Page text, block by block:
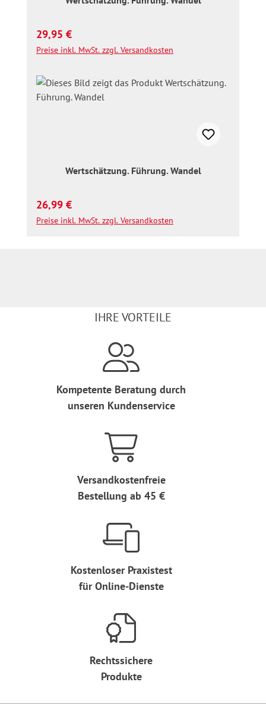
Regulärer Preis:
29,95 €
Preise inkl. MwSt. zzgl. Versandkosten
Wertschätzung. Führung. Wandel
Regulärer Preis:
26,99 €
Preise inkl. MwSt. zzgl. Versandkosten
IHRE VORTEILE
Kompetente Beratung durch
unseren Kundenservice
Versandkostenfreie
Bestellung ab 45 €
Kostenloser Praxistest
für Online-Dienste
Rechtssichere
Produkte